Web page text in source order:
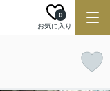
お気に入り
0